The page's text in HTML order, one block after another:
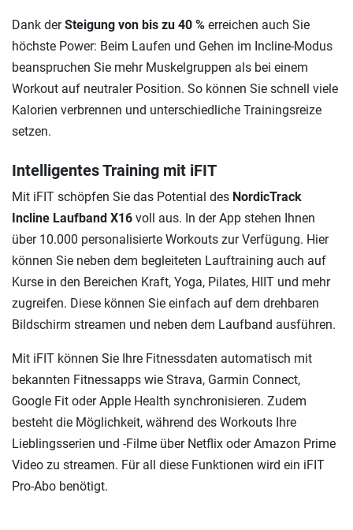
Dank derSteigung von bis zu 40 % erreichen auch Sie
höchste Power: Beim Laufen und Gehen im Incline-Modus
beanspruchen Sie mehr Muskelgruppen als bei einem
Workout auf neutraler Position. So können Sie schnell viele
Kalorien verbrennen und unterschiedliche Trainingsreize
setzen.
Intelligentes Training mit iFIT
Mit iFIT schöpfen Sie das Potential des NordicTrack
Incline Laufband X16 voll aus. In der App stehen Ihnen
über 10.000 personalisierte Workouts zur Verfügung. Hier
können Sie neben dem begleiteten Lauftraining auch auf
Kurse in den Bereichen Kraft, Yoga, Pilates, HIIT und mehr
zugreifen. Diese können Sie einfach auf dem drehbaren
Bildschirm streamen und neben dem Laufband ausführen.
Mit iFIT können Sie Ihre Fitnessdaten automatisch mit
bekannten Fitnessapps wie Strava, Garmin Connect,
Google Fit oder Apple Health synchronisieren. Zudem
besteht die Möglichkeit, während des Workouts Ihre
Lieblingsserien und -Filme über Netflix oder Amazon Prime
Video zu streamen. Für all diese Funktionen wird ein iFIT
Pro-Abo benötigt.